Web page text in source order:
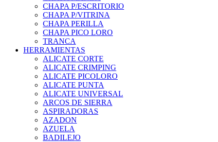
CHAPA P/ESCRITORIO
CHAPA P/VITRINA
CHAPA PERILLA
CHAPA PICO LORO
TRANCA
HERRAMIENTAS
ALICATE CORTE
ALICATE CRIMPING
ALICATE PICOLORO
ALICATE PUNTA
ALICATE UNIVERSAL
ARCOS DE SIERRA
ASPIRADORAS
AZADON
AZUELA
BADILEJO